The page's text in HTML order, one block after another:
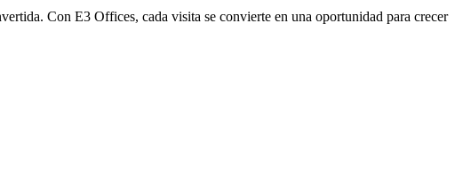
Con E3 Offices, cada visita se convierte en una oportunidad para crecer